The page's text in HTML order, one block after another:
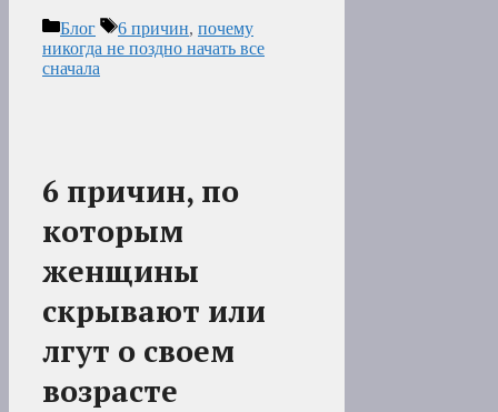
Рубрики
Блог Метки
6 причин, почему
никогда не поздно начать все
сначала
6 причин, по
которым
женщины
скрывают или
лгут о своем
возрасте